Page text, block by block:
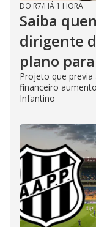
DO R7/HÁ 1 HORA
Saiba
dirigente
plano
Projeto que previa
financeiro
Infantino